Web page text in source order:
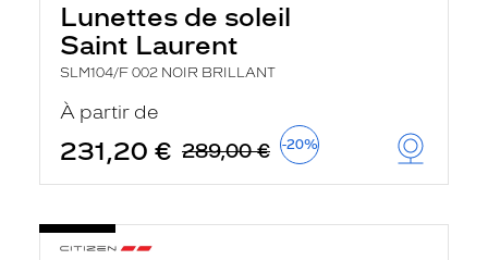
Lunettes de soleil
Saint Laurent
SLM104/F 002 NOIR BRILLANT
À partir de
231,20 € 289,00 € -20%